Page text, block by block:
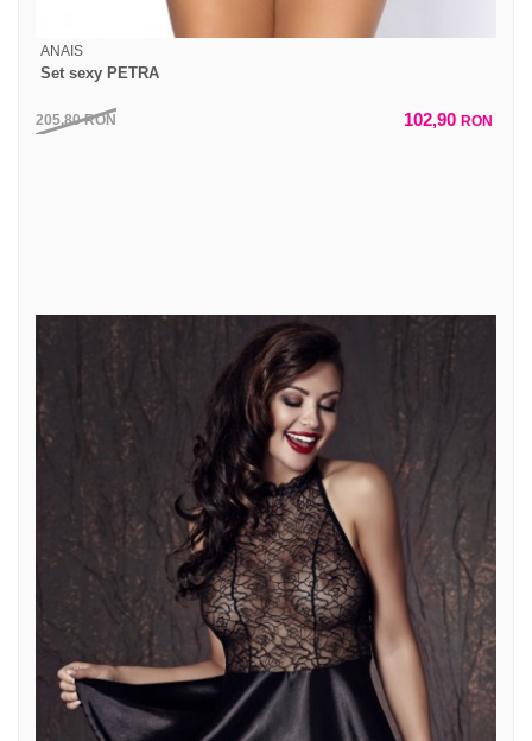
ANAIS
Set sexy PETRA
205,80RON 102,90 RON